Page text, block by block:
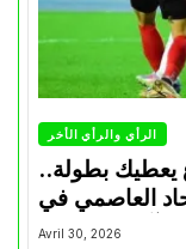
الرأي والرأي الأخر
يعطيك بطولة..
العاصمي في
آخر السنوات
Avril 30, 2026